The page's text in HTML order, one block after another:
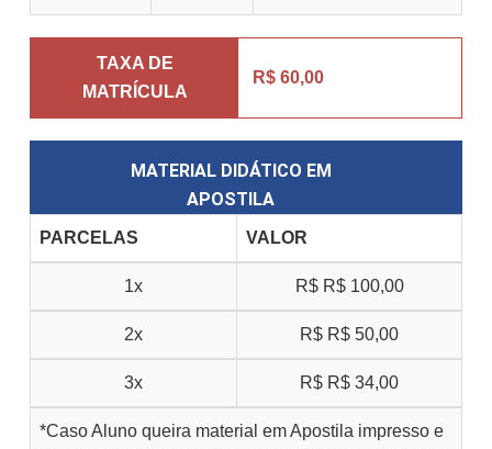
TAXA DE
MATRÍCULA
R$ 60,00
MATERIAL DIDÁTICO EM
APOSTILA
PARCELAS VALOR
1x R$ R$ 100,00
2x R$ R$ 50,00
3x R$ R$ 34,00
*Caso Aluno queira material em Apostila impresso e